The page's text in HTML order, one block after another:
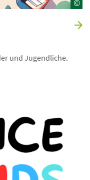
©
und Jugendliche.